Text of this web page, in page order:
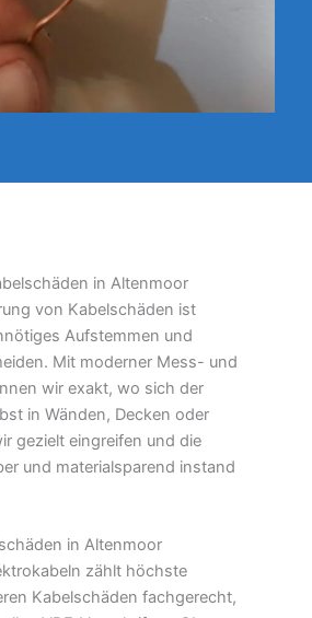
in Altenmoor
von Kabelschäden ist
Aufstemmen und
Mit moderner Mess- und
wir exakt, wo sich der
in Wänden, Decken oder
gezielt eingreifen und die
und materialsparend instand
in Altenmoor
zählt höchste
Kabelschäden fachgerecht,